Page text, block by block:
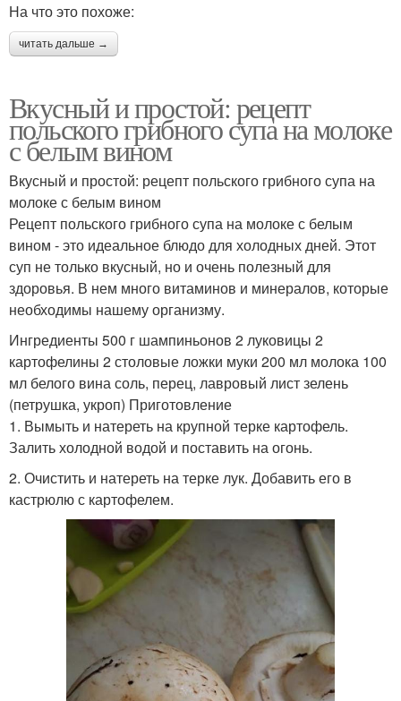
На что это похоже:
читать дальше →
Вкусный и простой: рецепт
польского грибного супа на молоке
с белым вином
Вкусный и простой: рецепт польского грибного супа на
молоке с белым вином
Рецепт польского грибного супа на молоке с белым
вином - это идеальное блюдо для холодных дней. Этот
суп не только вкусный, но и очень полезный для
здоровья. В нем много витаминов и минералов, которые
необходимы нашему организму.
Ингредиенты 500 г шампиньонов 2 луковицы 2
картофелины 2 столовые ложки муки 200 мл молока 100
мл белого вина соль, перец, лавровый лист зелень
(петрушка, укроп) Приготовление
1. Вымыть и натереть на крупной терке картофель.
Залить холодной водой и поставить на огонь.
2. Очистить и натереть на терке лук. Добавить его в
кастрюлю с картофелем.